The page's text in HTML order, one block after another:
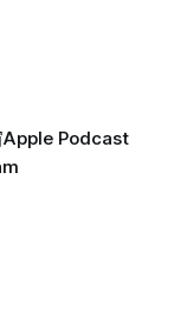
Apple Podcast